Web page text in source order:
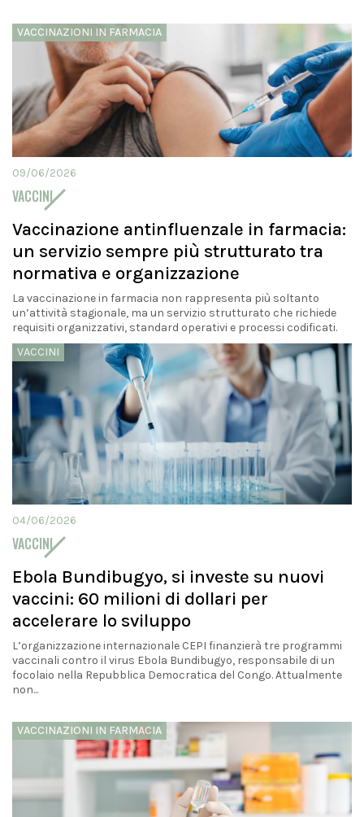
VACCINAZIONI IN FARMACIA
09/06/2026
VACCINI
Vaccinazione antinfluenzale in farmacia:
un servizio sempre più strutturato tra
normativa e organizzazione
La vaccinazione in farmacia non rappresenta più soltanto
un’attività stagionale, ma un servizio strutturato che richiede
requisiti organizzativi, standard operativi e processi codificati.
VACCINI
04/06/2026
VACCINI
Ebola Bundibugyo, si investe su nuovi
vaccini: 60 milioni di dollari per
accelerare lo sviluppo
L’organizzazione internazionale CEPI finanzierà tre programmi
vaccinali contro il virus Ebola Bundibugyo, responsabile di un
focolaio nella Repubblica Democratica del Congo. Attualmente
non...
VACCINAZIONI IN FARMACIA